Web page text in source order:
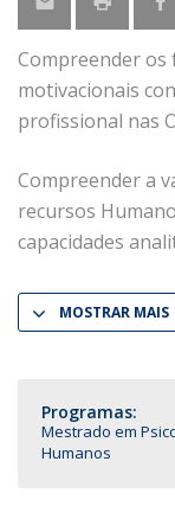
Compreender os
motivacionais
profissional nas
Compreender a
recursos
capacidades
MOSTRAR MAIS
Programas:
Mestrado em
Humanos